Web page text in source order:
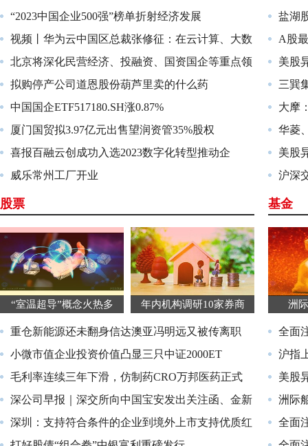
“2023中国企业500强”榜单折射经济发展
视频丨华为云中国区总裁张修征：在云计算、大数
北京将深化民营经济、投融资、国资国企等重点领
拟购停产公司道恩股份葫芦里卖的什么药
中国国企ETF517180.SH涨0.87%
厦门国贸拟3.97亿元出售望润资管35%股权
喜报百融云创成功入选2023数字化转型推动企
威乐常州工厂开业
盐湖
A股
美股
三巽
大摩
华菱
美股
沪深
股票
“室温超导”概念火热多 年内机构调研10家券商
重仓新能源还未翻身信达澳亚冯明远又被传离职
小微市值企业投资价值凸显三只中证2000ET
毛利率连续三年下滑，仿制药CRO万邦医药正式
深公司早报｜深交所向中国宝安发出关注函、金新
深圳：支持符合条件的企业到境外上市支持优质红
基金
洲
全面
沪指
美股
洲际
全面